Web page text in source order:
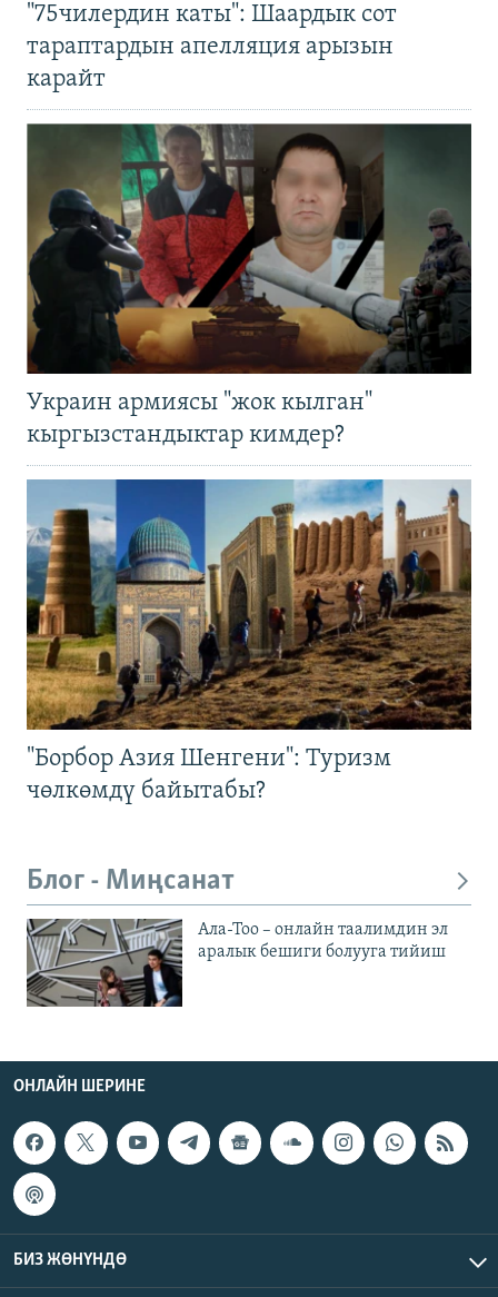
"75чилердин каты": Шаардык сот
тараптардын апелляция арызын
карайт
Украин армиясы "жок кылган"
кыргызстандыктар кимдер?
"Борбор Азия Шенгени": Туризм
чөлкөмдү байытабы?
Блог - Миңсанат
Ала-Тоо – онлайн таалимдин эл
аралык бешиги болууга тийиш
ОНЛАЙН ШЕРИНЕ
БИЗ ЖӨНҮНДӨ